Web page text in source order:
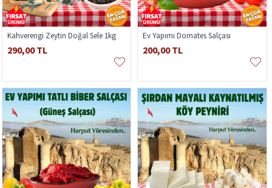
Kahverengi Zeytin Doğal Sele 1kg
290,00 TL
Ev Yapımı Domates Salçası
200,00 TL